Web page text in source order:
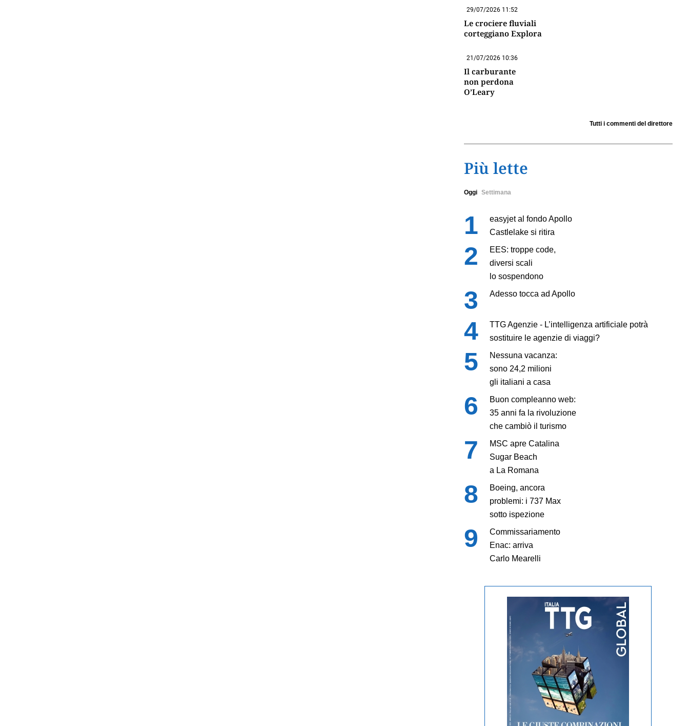
29/07/2026 11:52
Le crociere fluviali
corteggiano Explora
21/07/2026 10:36
Il carburante
non perdona
O’Leary
Tutti i commenti del direttore
Più lette
Oggi Settimana
easyjet al fondo Apollo
Castlelake si ritira
EES: troppe code,
diversi scali
lo sospendono
Adesso tocca ad Apollo
TTG Agenzie - L’intelligenza artificiale potrà
sostituire le agenzie di viaggi?
Nessuna vacanza:
sono 24,2 milioni
gli italiani a casa
Buon compleanno web:
35 anni fa la rivoluzione
che cambiò il turismo
MSC apre Catalina
Sugar Beach
a La Romana
Boeing, ancora
problemi: i 737 Max
sotto ispezione
Commissariamento
Enac: arriva
Carlo Mearelli